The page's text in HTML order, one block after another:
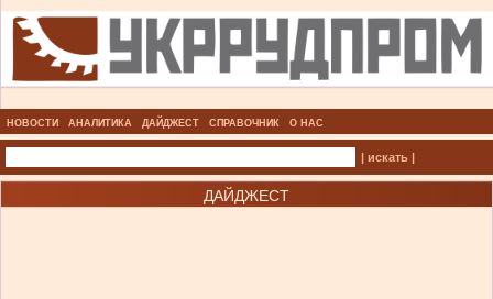
НОВОСТИ АНАЛИТИКА ДАЙДЖЕСТ СПРАВОЧНИК О НАС
| искать |
ДАЙДЖЕСТ